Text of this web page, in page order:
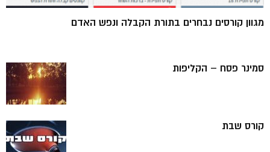
מגוון קורסים נבחרים בתורת הקבלה ונפש האדם
סמינר פסח – הקליפות
קורס שבת